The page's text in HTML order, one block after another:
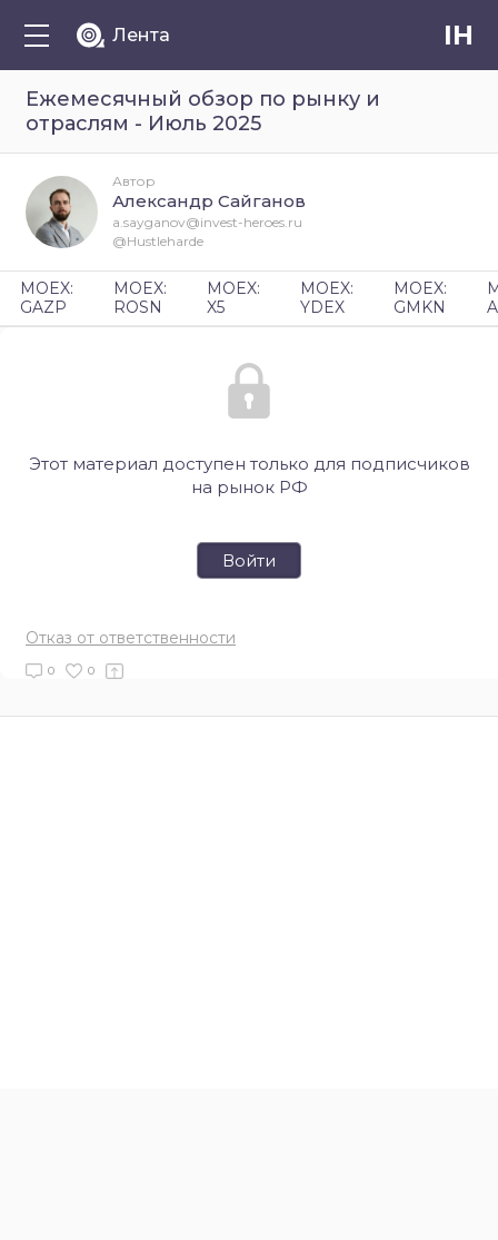
Лента IH
Ежемесячный обзор по рынку и
отраслям - Июль 2025
Этот материал доступен только для подписчиков
на рынок РФ
Войти
Отказ от ответственности
0 0
Автор
Александр Сайганов
a.sayganov@invest-heroes.ru
@Hustleharde
MOEX:
GAZP
MOEX:
ROSN
MOEX:
X5
MOEX:
YDEX
MOEX:
GMKN